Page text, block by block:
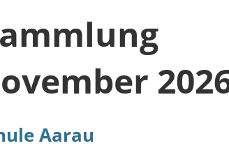
Aarau